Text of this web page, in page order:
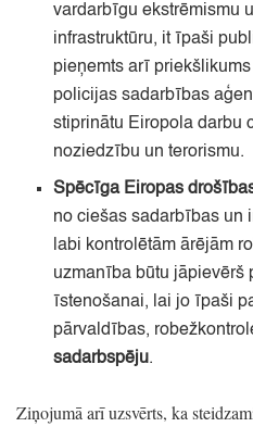
vardarbīgu ekstrēmismu
infrastruktūru, it īpaši
pieņemts arī priekšlikums
policijas sadarbības
stiprinātu Eiropola darbu
noziedzību un terorismu.
Spēcīga Eiropas
no ciešas sadarbības un
labi kontrolētām ārējām
uzmanība būtu jāpievērš
īstenošanai, lai jo īpaši
pārvaldības,
sadarbspēju.
Ziņojumā arī uzsvērts, ka